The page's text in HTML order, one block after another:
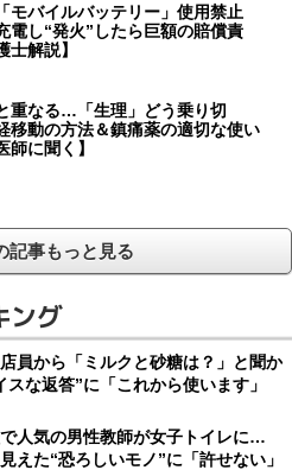
モバイルバッテリー」使用禁止
電し“発火”したら巨額の賠償責
士解説】
重なる…「生理」どう乗り切
動の方法＆鎮痛薬の適切な使い
師に聞く】
記事もっと見る
ング
店員から「ミルクと砂糖は？」と聞か
な返答”に「これから使います」
で人気の男性教師が女子トイレに…
えた“恐ろしいモノ”に「許せない」